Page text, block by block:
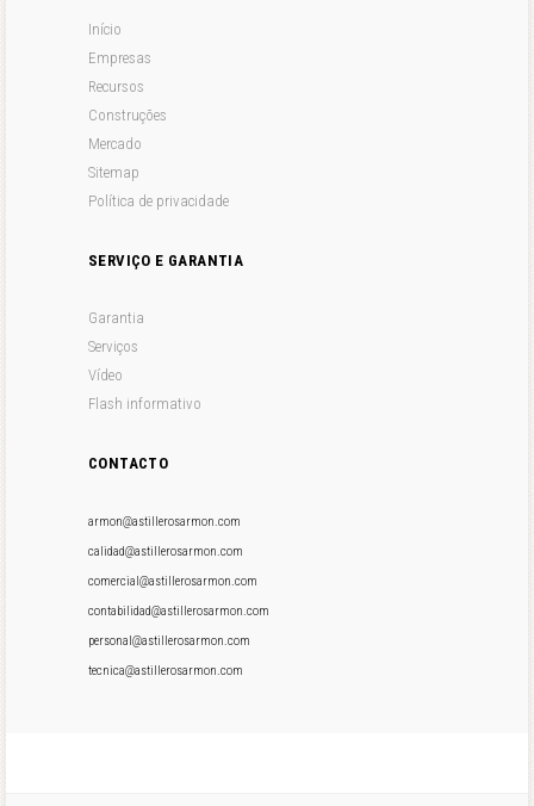
Início
Empresas
Recursos
Construções
Mercado
Sitemap
Política de privacidade
SERVIÇO E GARANTIA
Garantia
Serviços
Vídeo
Flash informativo
CONTACTO
armon@astillerosarmon.com
calidad@astillerosarmon.com
comercial@astillerosarmon.com
contabilidad@astillerosarmon.com
personal@astillerosarmon.com
tecnica@astillerosarmon.com